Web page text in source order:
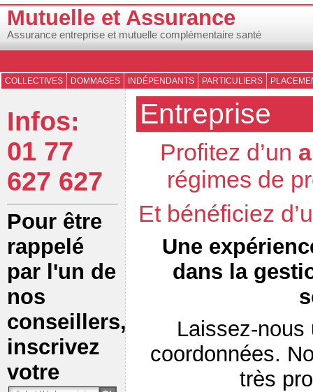
Mutuelle et Assurance
Assurance entreprise et mutuelle complémentaire santé
COLLECTIVES DOMMAGES INDÉPENDANTS PARTICULIERS
Infos:
01 77
627 627
Pour être
rappelé
par l'un de
nos
conseillers,
inscrivez
votre
Entreprise
Profitez d’un
régimes de
Et bénéficiez
Une
dans la
Laissez-
coordonnées.
très